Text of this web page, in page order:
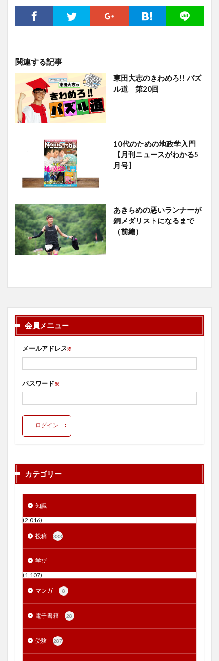
関連する記事
東田大志のきわめろ!! パズ
ル道 第20回
10代のための地政学入門
【月刊ニュースがわかる5
月号】
あきらめの悪いランナーが
銅メダリストになるまで
（前編）
会員メニュー
メールアドレス※
パスワード※
ログイン
カテゴリー
知識
(2,016)
投稿 333
学び
(1,107)
マンガ 8
電子書籍 28
受験 287